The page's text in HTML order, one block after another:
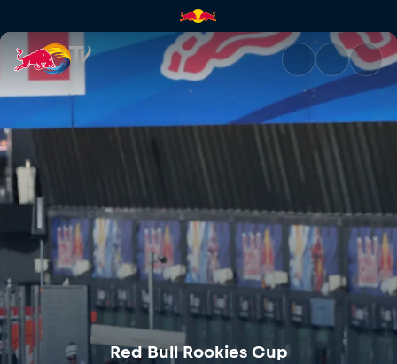
MISANO | Red Bull TV
Red Bull Rookies Cup